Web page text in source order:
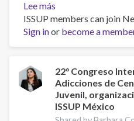
Lee más
Building
Prevention
Capacity:
Workshop
Brings
Together
17
ISSUP members can join
Sign inor become a
22° Congreso
Adicciones de
Juvenil,
ISSUP México